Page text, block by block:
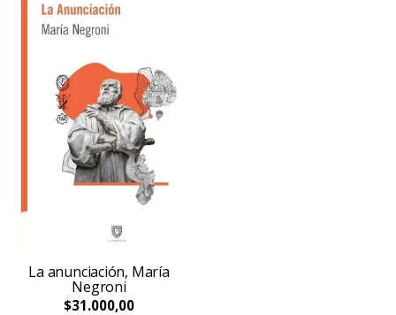
La anunciación, María
Negroni
$31.000,00